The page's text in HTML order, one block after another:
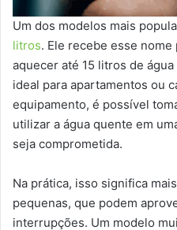
Um dos modelos mais
litros. Ele recebe esse
aquecer até 15 litros de
ideal para apartamentos ou
equipamento, é possível
utilizar a água quente em
seja comprometida.
Na prática, isso significa
pequenas, que podem
interrupções. Um modelo